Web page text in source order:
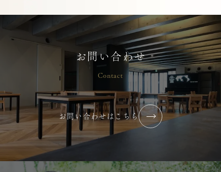
お問い合わせ
Contact
お問い合わせはこちら